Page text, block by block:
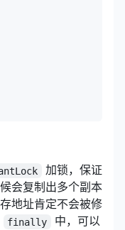
加锁，保证
会复制出多个副本
地址肯定不会被修
finally
中，可以